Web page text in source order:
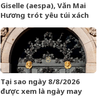
Giselle (aespa), Văn Mai
Hương trót yêu túi xách
Tại sao ngày 8/8/2026
được xem là ngày may